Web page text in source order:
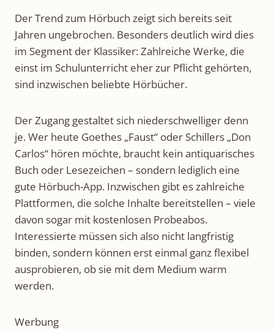
Der Trend zum Hörbuch zeigt sich bereits seit
Jahren ungebrochen. Besonders deutlich wird dies
im Segment der Klassiker: Zahlreiche Werke, die
einst im Schulunterricht eher zur Pflicht gehörten,
sind inzwischen beliebte Hörbücher.
Der Zugang gestaltet sich niederschwelliger denn
je. Wer heute Goethes „Faust“ oder Schillers „Don
Carlos“ hören möchte, braucht kein antiquarisches
Buch oder Lesezeichen – sondern lediglich eine
gute Hörbuch-App. Inzwischen gibt es zahlreiche
Plattformen, die solche Inhalte bereitstellen – viele
davon sogar mit kostenlosen Probeabos.
Interessierte müssen sich also nicht langfristig
binden, sondern können erst einmal ganz flexibel
ausprobieren, ob sie mit dem Medium warm
werden.
Werbung